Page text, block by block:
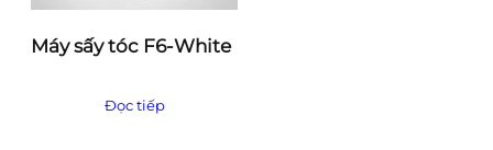
Máy sấy tóc F6-White
Đọc tiếp